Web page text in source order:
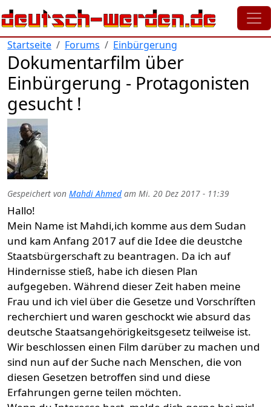
Direkt zum Inhalt
Startseite Forums Einbürgerung
Dokumentarfilm über
Einbürgerung - Protagonisten
gesucht !
Gespeichert von Mahdi Ahmed am Mi. 20 Dez 2017 - 11:39
Hallo!
Mein Name ist Mahdi,ich komme aus dem Sudan
und kam Anfang 2017 auf die Idee die deustche
Staatsbürgerschaft zu beantragen. Da ich auf
Hindernisse stieß, habe ich diesen Plan
aufgegeben. Während dieser Zeit haben meine
Frau und ich viel über die Gesetze und Vorschríften
recherchiert und waren geschockt wie absurd das
deutsche Staatsangehörigkeitsgesetz teilweise ist.
Wir beschlossen einen Film darüber zu machen und
sind nun auf der Suche nach Menschen, die von
diesen Gesetzen betroffen sind und diese
Erfahrungen gerne teilen möchten.